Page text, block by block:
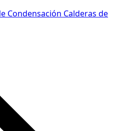
Condensación Calderas de